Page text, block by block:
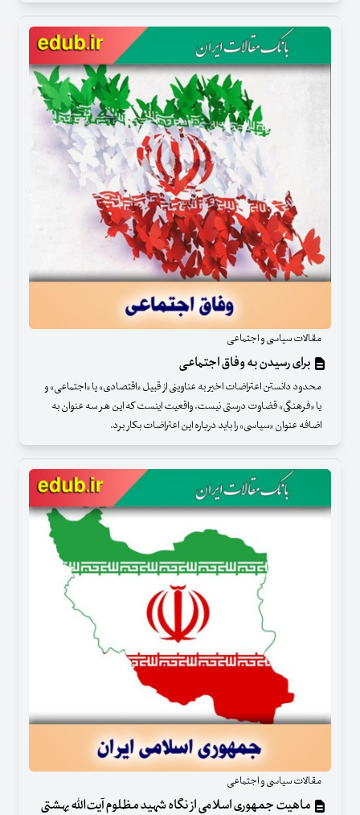
مقالات سیاسی و اجتماعی
برای رسیدن به وفاق اجتماعی
محدود دانستن اعتراضات اخیر به عناوینی از قبیل «اقتصادی» یا «اجتماعی» و
یا «فرهنگی» قضاوت درستی نیست. واقعیت اینست که این هر سه عنوان به
اضافه عنوان «سیاسی» را باید درباره این اعتراضات بکار برد.
مقالات سیاسی و اجتماعی
ماهیت جمهوری اسلامی از نگاه شهید مظلوم آیت‌الله بهشتی